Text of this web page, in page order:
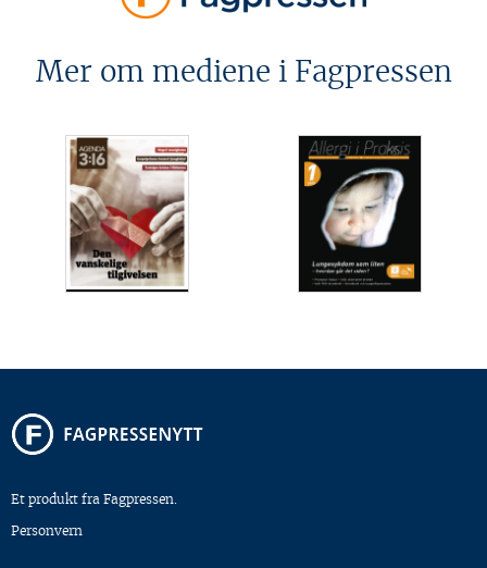
Mer om mediene i Fagpressen
Et produkt fra Fagpressen.
Personvern